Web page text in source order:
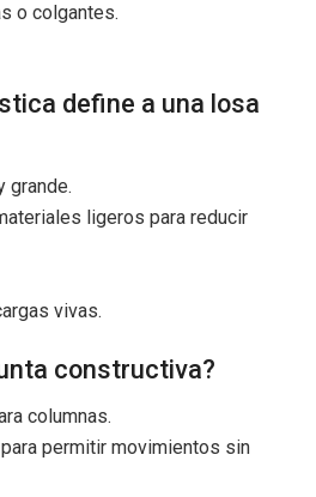
o colgantes.
define a una losa
grande.
ligeros para reducir
vivas.
constructiva?
columnas.
permitir movimientos sin